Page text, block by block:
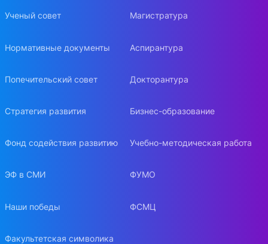
Ученый совет
Нормативные документы
Попечительский совет
Стратегия развития
Фонд содействия развитию
ЭФ в СМИ
Наши победы
Факультетская символика
Магистратура
Аспирантура
Докторантура
Бизнес-образование
Учебно-методическая работа
ФУМО
ФСМЦ